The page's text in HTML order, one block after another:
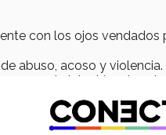
con los ojos vendados
abuso, acoso y violencia.
en el violentómetro,
se les presentaba.
sobre estos,
qué pasó por algo